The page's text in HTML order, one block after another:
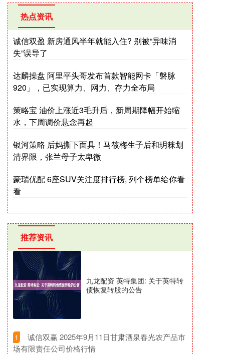
热点资讯
诚信双盈 新房通风半年就能入住? 别被“异味消
失”误导了
达麟操盘 阿里平头哥发布首款智能网卡「磐脉
920」，已实现算力、网力、存力全布局
策略宝 油价上涨近3毛升后，新周期降幅开始缩
水，下周调价悬念再起
银河策略 后妈撕下面具！马筱梅生子后和玥箖划
清界限，张兰母子太卑微
豪瑞优配 6座SUV关注度排行榜, 列个榜单给你看
看
推荐资讯
九龙配资 英特集团: 关于英特转
债恢复转股的公告
1
​诚信双赢 2025年9月11日甘肃酒泉春光农产品市
场有限责任公司价格行情